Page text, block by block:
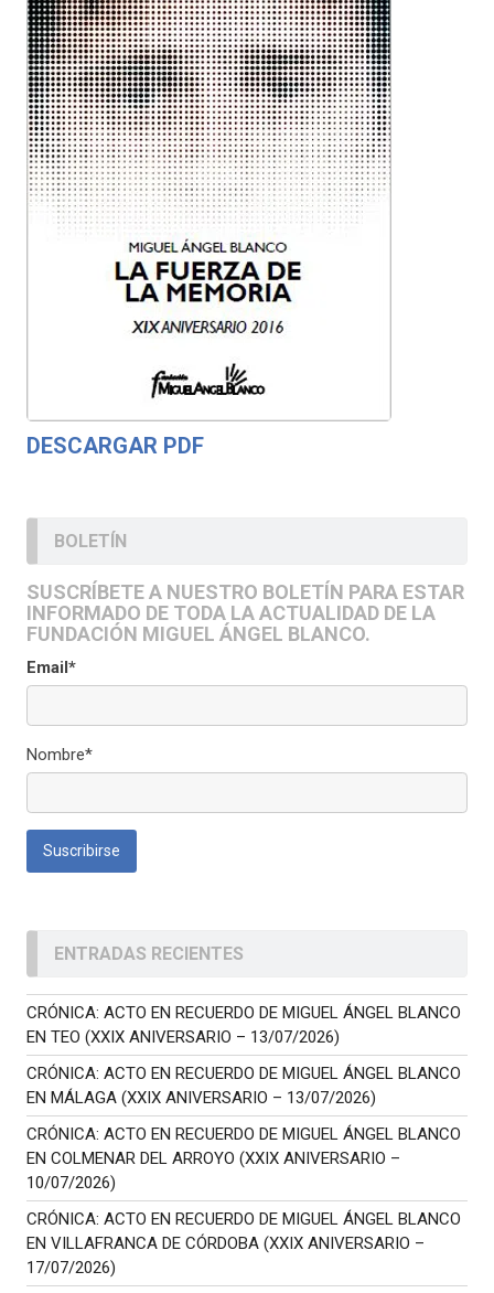
DESCARGAR PDF
BOLETÍN
SUSCRÍBETE A NUESTRO BOLETÍN PARA ESTAR
INFORMADO DE TODA LA ACTUALIDAD DE LA
FUNDACIÓN MIGUEL ÁNGEL BLANCO.
Email*
Nombre*
ENTRADAS RECIENTES
CRÓNICA: ACTO EN RECUERDO DE MIGUEL ÁNGEL BLANCO
EN TEO (XXIX ANIVERSARIO – 13/07/2026)
CRÓNICA: ACTO EN RECUERDO DE MIGUEL ÁNGEL BLANCO
EN MÁLAGA (XXIX ANIVERSARIO – 13/07/2026)
CRÓNICA: ACTO EN RECUERDO DE MIGUEL ÁNGEL BLANCO
EN COLMENAR DEL ARROYO (XXIX ANIVERSARIO –
10/07/2026)
CRÓNICA: ACTO EN RECUERDO DE MIGUEL ÁNGEL BLANCO
EN VILLAFRANCA DE CÓRDOBA (XXIX ANIVERSARIO –
17/07/2026)